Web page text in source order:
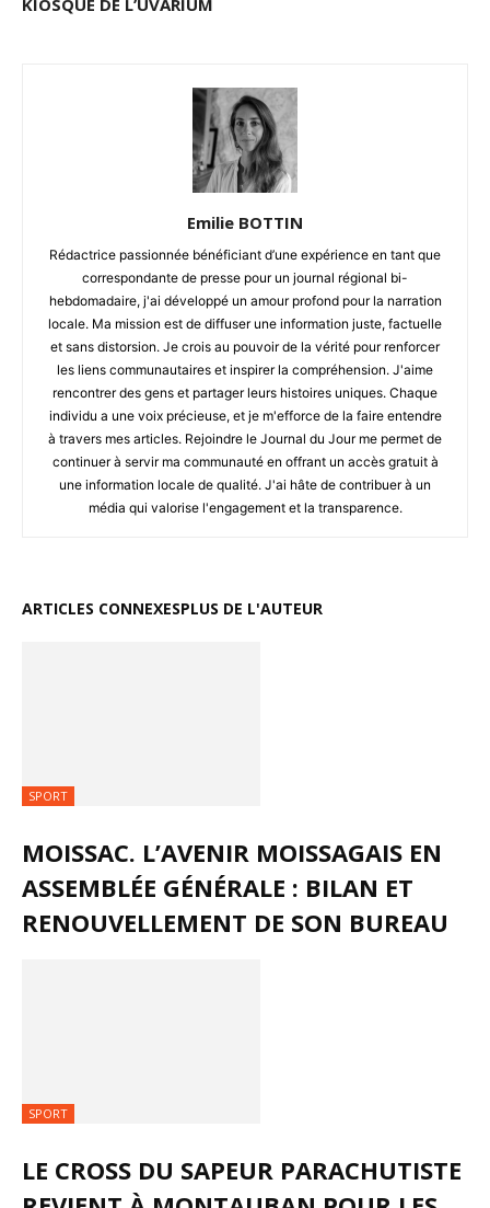
Emilie BOTTIN
Rédactrice passionnée bénéficiant d’une expérience en tant que
correspondante de presse pour un journal régional bi-
hebdomadaire, j'ai développé un amour profond pour la narration
locale. Ma mission est de diffuser une information juste, factuelle
et sans distorsion. Je crois au pouvoir de la vérité pour renforcer
les liens communautaires et inspirer la compréhension. J'aime
rencontrer des gens et partager leurs histoires uniques. Chaque
individu a une voix précieuse, et je m'efforce de la faire entendre
à travers mes articles. Rejoindre le Journal du Jour me permet de
continuer à servir ma communauté en offrant un accès gratuit à
une information locale de qualité. J'ai hâte de contribuer à un
média qui valorise l'engagement et la transparence.
ARTICLES CONNEXESPLUS DE L'AUTEUR
SPORT
MOISSAC. L’AVENIR MOISSAGAIS EN
ASSEMBLÉE GÉNÉRALE : BILAN ET
RENOUVELLEMENT DE SON BUREAU
SPORT
LE CROSS DU SAPEUR PARACHUTISTE